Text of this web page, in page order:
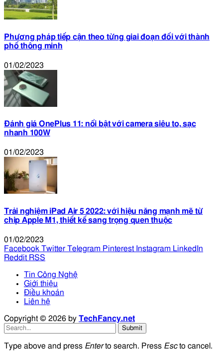
Phương pháp tiếp cận theo từng giai đoạn đối với thành
phố thông minh
01/02/2023
Đánh giá OnePlus 11: nổi bật với camera siêu to, sạc
nhanh 100W
01/02/2023
Trải nghiệm iPad Air 5 2022: với hiệu năng mạnh mẽ từ
chip Apple M1, thiết kế sang trọng quen thuộc
01/02/2023
Facebook Twitter Telegram Pinterest Instagram LinkedIn
Reddit RSS
Tin Công Nghệ
Giới thiệu
Điều khoản
Liên hệ
Copyright © 2026 by TechFancy.net
Submit
Type above and press Enterto search. Press Escto cancel.